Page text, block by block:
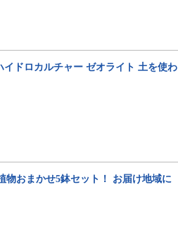
イドロカルチャー ゼオライト 土を使わ
物おまかせ5鉢セット！ お届け地域に